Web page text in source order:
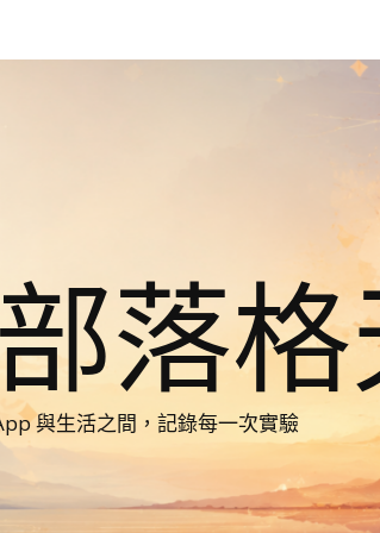
落
與生活之間，記錄每一次實驗